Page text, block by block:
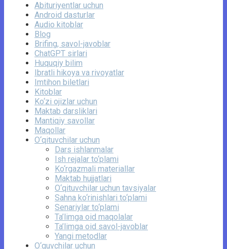
Abituriyentlar uchun
Android dasturlar
Audio kitoblar
Blog
Brifing, savol-javoblar
ChatGPT sirlari
Huquqiy bilim
Ibratli hikoya va rivoyatlar
Imtihon biletlari
Kitoblar
Ko‘zi ojizlar uchun
Maktab darsliklari
Mantiqiy savollar
Maqollar
O‘qituvchilar uchun
Dars ishlanmalar
Ish rejalar to‘plami
Ko‘rgazmali materiallar
Maktab hujjatlari
O‘qituvchilar uchun tavsiyalar
Sahna ko‘rinishlari to‘plami
Senariylar to‘plami
Ta’limga oid maqolalar
Ta’limga oid savol-javoblar
Yangi metodlar
O‘quvchilar uchun